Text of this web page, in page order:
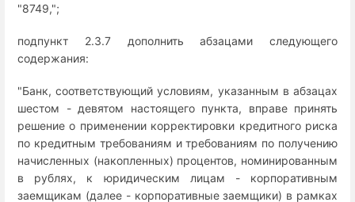
"8749,";
подпункт 2.3.7 дополнить абзацами следующего
содержания:
"Банк, соответствующий условиям, указанным в абзацах
шестом - девятом настоящего пункта, вправе принять
решение о применении корректировки кредитного риска
по кредитным требованиям и требованиям по получению
начисленных (накопленных) процентов, номинированным
в рублях, к юридическим лицам - корпоративным
заемщикам (далее - корпоративные заемщики) в рамках